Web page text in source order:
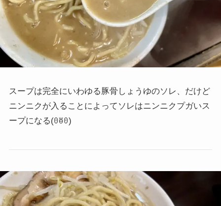
スープは完全にいわゆる豚骨しょうゆのソレ、だけど
ニンニクが入ることによってソレはニンニクプガいス
ープになる(ꏿꑦꏿ)